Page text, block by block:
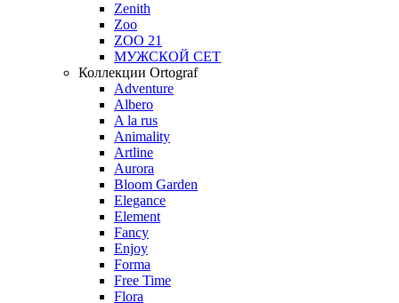
Zenith
Zoo
ZOO 21
МУЖСКОЙ СЕТ
Коллекции Ortograf
Adventure
Albero
A la rus
Animality
Artline
Aurora
Bloom Garden
Elegance
Element
Fancy
Enjoy
Forma
Free Time
Flora